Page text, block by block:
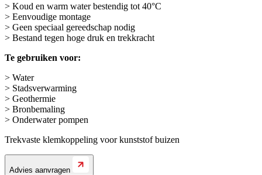
> Koud en warm water bestendig tot 40°C
> Eenvoudige montage
> Geen speciaal gereedschap nodig
> Bestand tegen hoge druk en trekkracht
Te gebruiken voor:
> Water
> Stadsverwarming
> Geothermie
> Bronbemaling
> Onderwater pompen
Trekvaste klemkoppeling voor kunststof buizen
Advies aanvragen